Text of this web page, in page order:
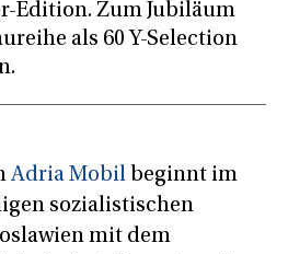
Edition. Zum Jubiläum
als 60 Y-Selection
Adria Mobil beginnt im
sozialistischen
mit dem